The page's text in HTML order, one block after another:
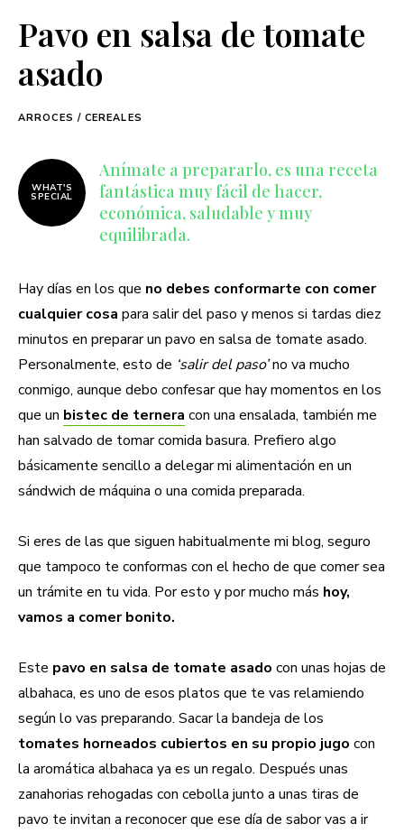
Pavo en salsa de tomate
asado
ARROCES / CEREALES
WHAT'S
SPECIAL
Anímate a prepararlo, es una receta
fantástica muy fácil de hacer,
económica, saludable y muy
equilibrada.
Hay días en los que no debes conformarte con comer
cualquier cosa para salir del paso y menos si tardas diez
minutos en preparar un pavo en salsa de tomate asado.
Personalmente, esto de ‘salir del paso’no va mucho
conmigo, aunque debo confesar que hay momentos en los
que un bistec de ternera con una ensalada, también me
han salvado de tomar comida basura. Prefiero algo
básicamente sencillo a delegar mi alimentación en un
sándwich de máquina o una comida preparada.
Si eres de las que siguen habitualmente mi blog, seguro
que tampoco te conformas con el hecho de que comer sea
un trámite en tu vida. Por esto y por mucho más hoy,
vamos a comer bonito.
Este pavo en salsa de tomate asado con unas hojas de
albahaca, es uno de esos platos que te vas relamiendo
según lo vas preparando. Sacar la bandeja de los
tomates horneados cubiertos en su propio jugo con
la aromática albahaca ya es un regalo. Después unas
zanahorias rehogadas con cebolla junto a unas tiras de
pavo te invitan a reconocer que ese día de sabor vas a ir